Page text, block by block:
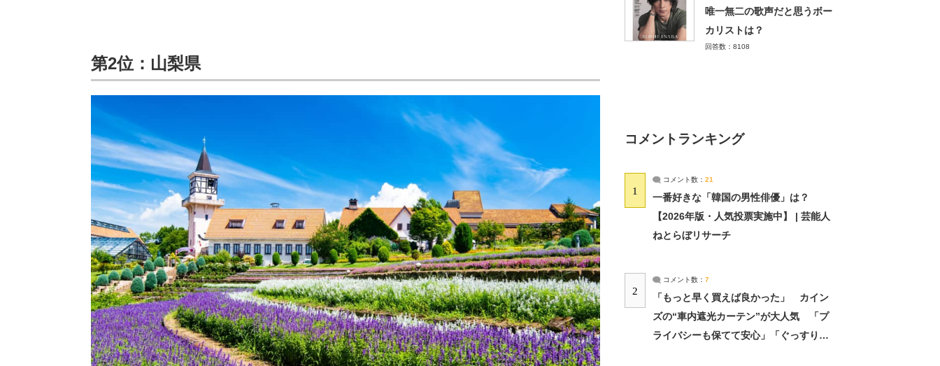
第2位：山梨県
唯一無二の歌声だと思うボー
カリストは？
回答数：8108
コメントランキング
1
コメント数： 21
一番好きな「韓国の男性俳優」は？
【2026年版・人気投票実施中】 | 芸能人
ねとらぼリサーチ
2
コメント数： 7
「もっと早く買えば良かった」 カイン
ズの“車内遮光カーテン”が大人気 「プ
ライバシーも保てて安心」「ぐっすり眠